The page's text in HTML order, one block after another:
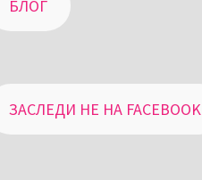
БЛОГ
ЗАСЛЕДИ НЕ НА FACEBOOK